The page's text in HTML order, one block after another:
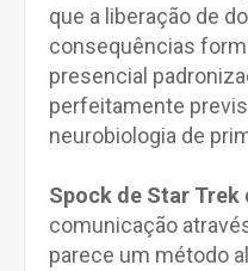
que a liberação de
consequências
presencial
perfeitamente
neurobiologia de
Spock de Star Trek
comunicação
parece um método